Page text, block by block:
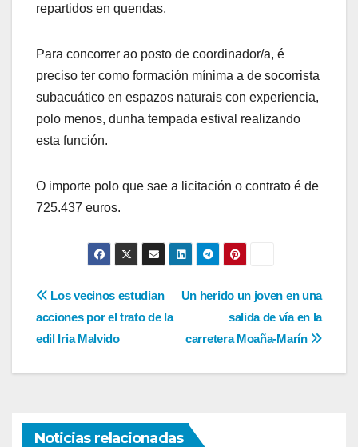
repartidos en quendas.
Para concorrer ao posto de coordinador/a, é
preciso ter como formación mínima a de socorrista
subacuático en espazos naturais con experiencia,
polo menos, dunha tempada estival realizando
esta función.
O importe polo que sae a licitación o contrato é de
725.437 euros.
Navegación
de
entradas
Un herido un joven en una
salida de vía en la
carretera Moaña-Marín
Los vecinos estudian
acciones por el trato de la
edil Iria Malvido
Noticias relacionadas